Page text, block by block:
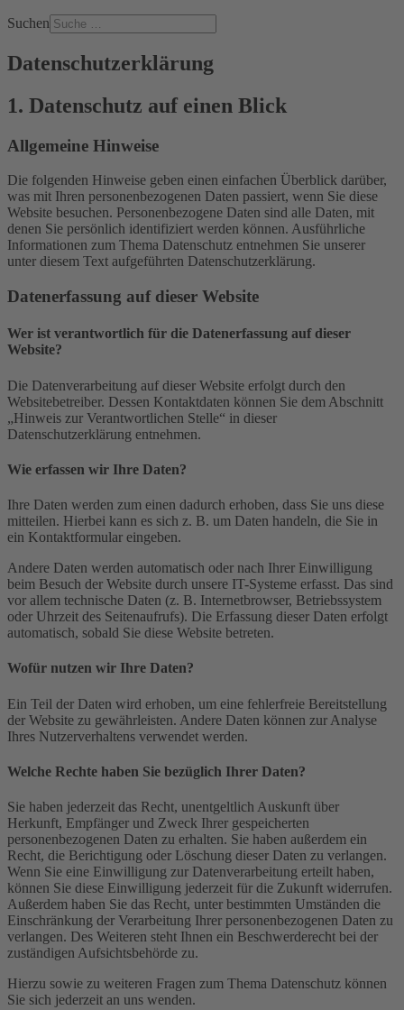
Suchen
Datenschutzerklärung
1. Datenschutz auf einen Blick
Allgemeine Hinweise
Die folgenden Hinweise geben einen einfachen Überblick darüber,
was mit Ihren personenbezogenen Daten passiert, wenn Sie diese
Website besuchen. Personenbezogene Daten sind alle Daten, mit
denen Sie persönlich identifiziert werden können. Ausführliche
Informationen zum Thema Datenschutz entnehmen Sie unserer
unter diesem Text aufgeführten Datenschutzerklärung.
Datenerfassung auf dieser Website
Wer ist verantwortlich für die Datenerfassung auf dieser
Website?
Die Datenverarbeitung auf dieser Website erfolgt durch den
Websitebetreiber. Dessen Kontaktdaten können Sie dem Abschnitt
„Hinweis zur Verantwortlichen Stelle“ in dieser
Datenschutzerklärung entnehmen.
Wie erfassen wir Ihre Daten?
Ihre Daten werden zum einen dadurch erhoben, dass Sie uns diese
mitteilen. Hierbei kann es sich z. B. um Daten handeln, die Sie in
ein Kontaktformular eingeben.
Andere Daten werden automatisch oder nach Ihrer Einwilligung
beim Besuch der Website durch unsere IT-Systeme erfasst. Das sind
vor allem technische Daten (z. B. Internetbrowser, Betriebssystem
oder Uhrzeit des Seitenaufrufs). Die Erfassung dieser Daten erfolgt
automatisch, sobald Sie diese Website betreten.
Wofür nutzen wir Ihre Daten?
Ein Teil der Daten wird erhoben, um eine fehlerfreie Bereitstellung
der Website zu gewährleisten. Andere Daten können zur Analyse
Ihres Nutzerverhaltens verwendet werden.
Welche Rechte haben Sie bezüglich Ihrer Daten?
Sie haben jederzeit das Recht, unentgeltlich Auskunft über
Herkunft, Empfänger und Zweck Ihrer gespeicherten
personenbezogenen Daten zu erhalten. Sie haben außerdem ein
Recht, die Berichtigung oder Löschung dieser Daten zu verlangen.
Wenn Sie eine Einwilligung zur Datenverarbeitung erteilt haben,
können Sie diese Einwilligung jederzeit für die Zukunft widerrufen.
Außerdem haben Sie das Recht, unter bestimmten Umständen die
Einschränkung der Verarbeitung Ihrer personenbezogenen Daten zu
verlangen. Des Weiteren steht Ihnen ein Beschwerderecht bei der
zuständigen Aufsichtsbehörde zu.
Hierzu sowie zu weiteren Fragen zum Thema Datenschutz können
Sie sich jederzeit an uns wenden.